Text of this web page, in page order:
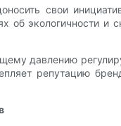
свои
об экологичности и
давлению
репутацию